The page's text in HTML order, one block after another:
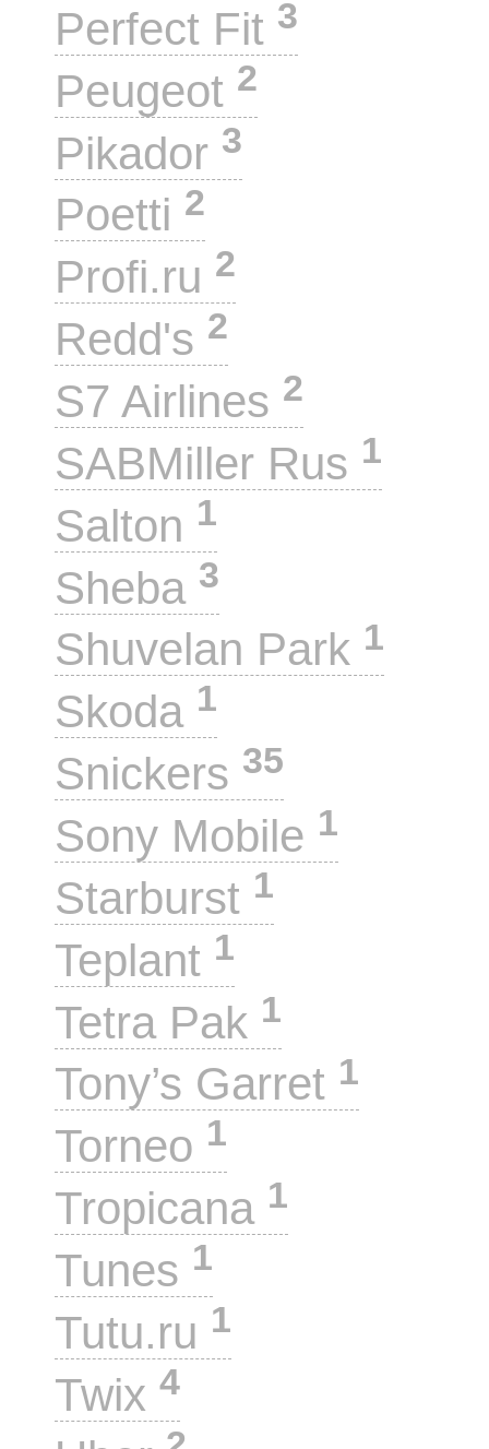
Perfect Fit 3
Peugeot 2
Pikador 3
Poetti 2
Profi.ru 2
Redd's 2
S7 Airlines 2
SABMiller Rus 1
Salton 1
Sheba 3
Shuvelan Park 1
Skoda 1
Snickers 35
Sony Mobile 1
Starburst 1
Teplant 1
Tetra Pak 1
Tony’s Garret 1
Torneo 1
Tropicana 1
Tunes 1
Tutu.ru 1
Twix 4